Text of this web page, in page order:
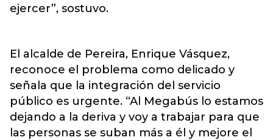
ejercer”, sostuvo.
El alcalde de Pereira, Enrique Vásquez,
reconoce el problema como delicado y
señala que la integración del servicio
público es urgente. “Al Megabús lo estamos
dejando a la deriva y voy a trabajar para que
las personas se suban más a él y mejore el